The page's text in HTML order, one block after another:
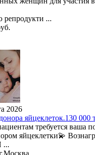
репродукти ...
2026
яйцеклеток.130 000
требуется ваша
яйцеклетки💫